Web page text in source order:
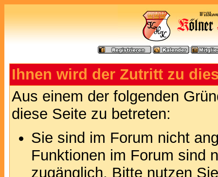
Ihnen wird der Zutritt zu
Aus einem der folgenden
diese Seite zu betreten:
Sie sind im Forum nicht
Funktionen im Forum sind
zugänglich. Bitte nutzen